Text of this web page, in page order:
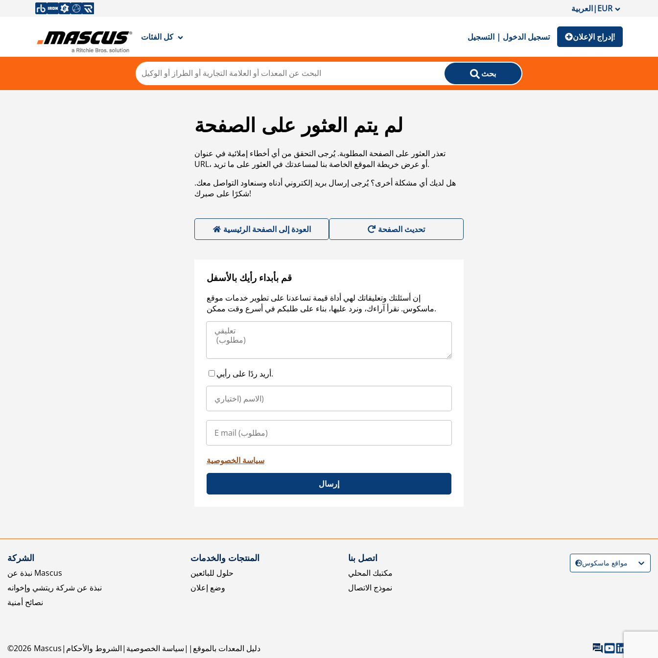
العربية|EUR
كل الفئات تسجيل الدخول | التسجيل إدراج الإعلان!
بحث
لم يتم العثور على الصفحة
تعذر العثور على الصفحة المطلوبة. يُرجى التحقق من أي أخطاء إملائية في عنوان
URL، أو عرض خريطة الموقع الخاصة بنا لمساعدتك في العثور على ما تريد.
هل لديك أي مشكلة أخرى؟ يُرجى إرسال بريد إلكتروني أدناه وسنعاود التواصل معك.
شكرًا على صبرك!
العودة إلى الصفحة الرئيسية
قم بأبداء رأيك بالأسفل
إن أسئلتك وتعليقاتك لهي أداة قيمة تساعدنا على تطوير خدمات موقع
ماسكوس. نقرأ آراءك، ونرد عليها، بناء على طلبكم في أسرع وقت ممكن.
أريد ردًا على رأيي.
سياسة الخصوصية
إرسال
الشركة
نبذة عن Mascus
نبذة عن شركة ريتشي وإخوانه
نصائح أمنية
المنتجات والخدمات
حلول للبائعين
وضع إعلان
اتصل بنا
مكتبك المحلي
نموذج الاتصال
©2026 Mascus الشروط والأحكام سياسة الخصوصية دليل المعدات بالموقع
مواقع ماسكوس